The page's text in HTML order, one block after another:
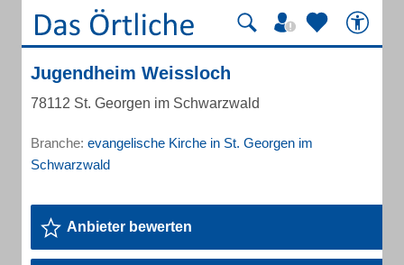
Jugendheim Weissloch
78112 St. Georgen im Schwarzwald
Branche: evangelische Kirche in St. Georgen im
Schwarzwald
Anbieter bewerten